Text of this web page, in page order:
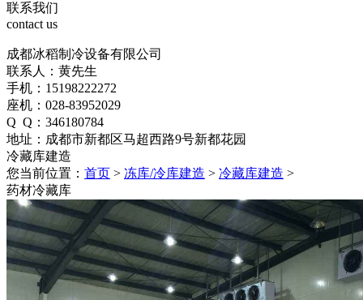
联系我们
contact us
成都冰稻制冷设备有限公司
联系人：黄先生
手机：15198222272
座机：028-83952029
Q Q：346180784
地址：成都市新都区马超西路9号新都花园
冷藏库建造
您当前位置： 首页 > 冻库/冷库建造 > 冷藏库建造 >
药材冷藏库